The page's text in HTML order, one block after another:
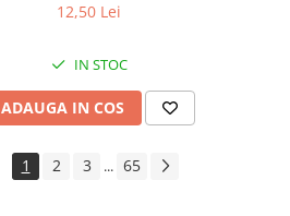
12,50 Lei
IN STOC
ADAUGA IN COS
1 2 3 ... 65